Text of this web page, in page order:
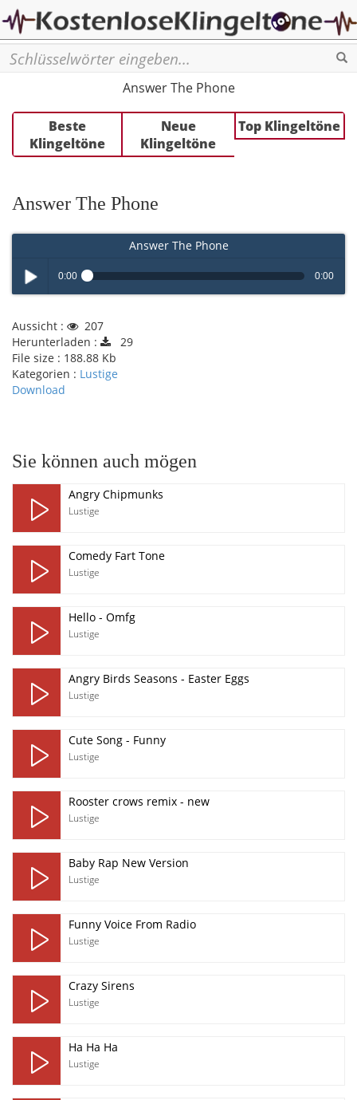
Answer The Phone
Beste
Klingeltöne
Neue
Klingeltöne
Top Klingeltöne
Answer The Phone
Answer The Phone
Play /
0:00 0:00
Aussicht :
207
Herunterladen :
29
File size : 188.88 Kb
Kategorien : Lustige
Download
Sie können auch mögen
Angry Chipmunks
Lustige
Comedy Fart Tone
Lustige
Hello - Omfg
Lustige
Angry Birds Seasons - Easter Eggs
Lustige
Cute Song - Funny
Lustige
Rooster crows remix - new
Lustige
Baby Rap New Version
Lustige
Funny Voice From Radio
Lustige
Crazy Sirens
Lustige
Ha Ha Ha
Lustige